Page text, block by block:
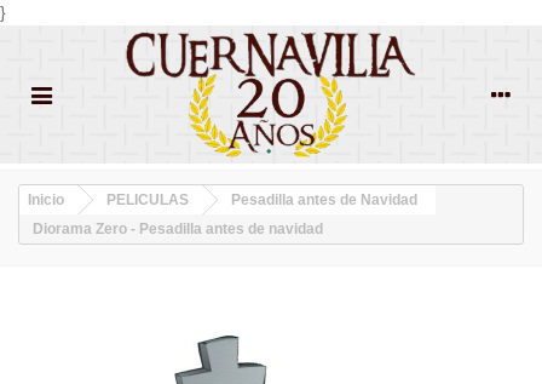
}
Inicio PELICULAS
Pesadilla antes de Navidad
Diorama Zero - Pesadilla antes de navidad